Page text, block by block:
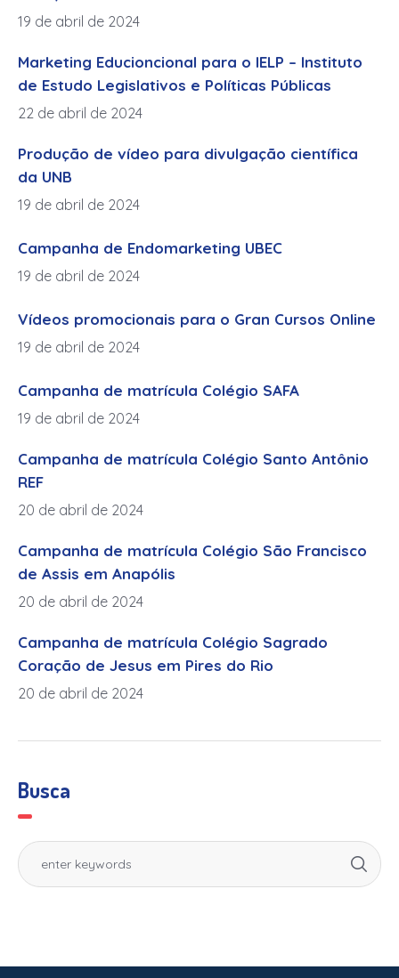
19 de abril de 2024
Marketing Educioncional para o IELP – Instituto
de Estudo Legislativos e Políticas Públicas
22 de abril de 2024
Produção de vídeo para divulgação científica
da UNB
19 de abril de 2024
Campanha de Endomarketing UBEC
19 de abril de 2024
Vídeos promocionais para o Gran Cursos Online
19 de abril de 2024
Campanha de matrícula Colégio SAFA
19 de abril de 2024
Campanha de matrícula Colégio Santo Antônio
REF
20 de abril de 2024
Campanha de matrícula Colégio São Francisco
de Assis em Anapólis
20 de abril de 2024
Campanha de matrícula Colégio Sagrado
Coração de Jesus em Pires do Rio
20 de abril de 2024
Busca